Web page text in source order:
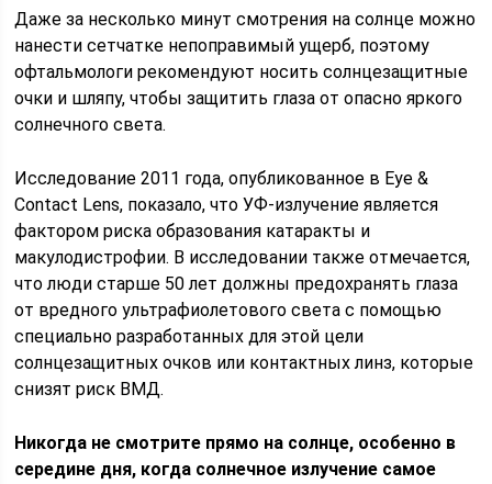
Даже за несколько минут смотрения на солнце можно
нанести сетчатке непоправимый ущерб, поэтому
офтальмологи рекомендуют носить солнцезащитные
очки и шляпу, чтобы защитить глаза от опасно яркого
солнечного света.
Исследование 2011 года, опубликованное в Eye &
Contact Lens, показало, что УФ-излучение является
фактором риска образования катаракты и
макулодистрофии. В исследовании также отмечается,
что люди старше 50 лет должны предохранять глаза
от вредного ультрафиолетового света с помощью
специально разработанных для этой цели
солнцезащитных очков или контактных линз, которые
снизят риск ВМД.
Никогда не смотрите прямо на солнце, особенно в
середине дня, когда солнечное излучение самое